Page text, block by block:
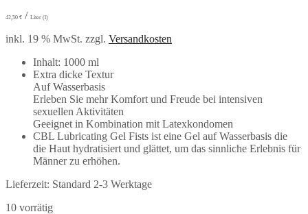
42,50 € / Liter (l)
inkl. 19 % MwSt. zzgl. Versandkosten
Inhalt: 1000 ml
Extra dicke Textur
Auf Wasserbasis
Erleben Sie mehr Komfort und Freude bei intensiven
sexuellen Aktivitäten
Geeignet in Kombination mit Latexkondomen
CBL Lubricating Gel Fists ist eine Gel auf Wasserbasis die
die Haut hydratisiert und glättet, um das sinnliche Erlebnis für
Männer zu erhöhen.
Lieferzeit: Standard 2-3 Werktage
10 vorrätig